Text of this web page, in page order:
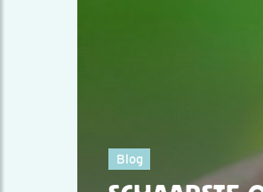
Blog